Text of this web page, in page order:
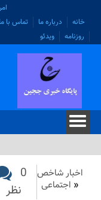
خانه
درباره ما تماس با ما
روزنامه
ویدئو
اخبار شاخص
« اجتماعی
0
نظر